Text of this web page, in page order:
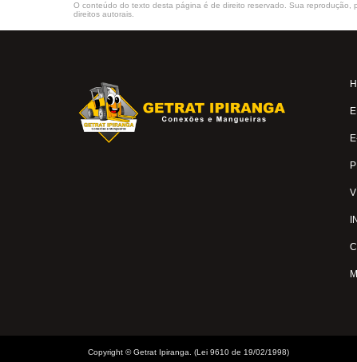
O conteúdo do texto desta página é de direito reservado. Sua reprodução,
direitos autorais.
Copyright © Getrat Ipiranga. (Lei 9610 de 19/02/1998)